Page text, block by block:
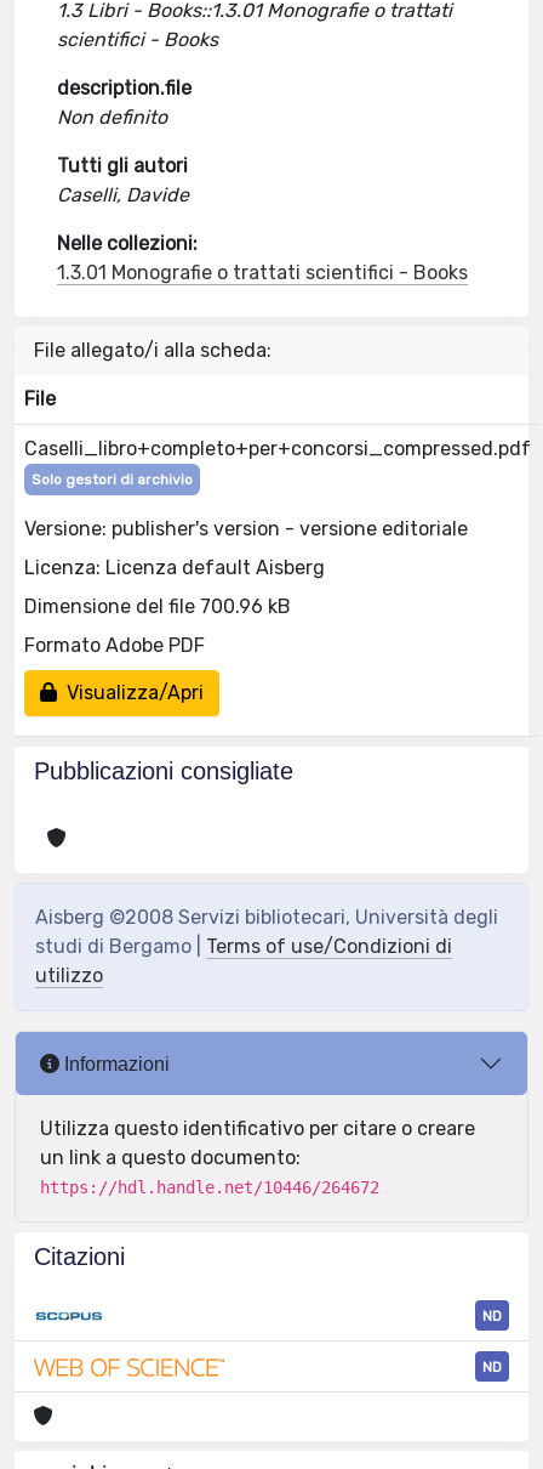
1.3 Libri - Books::1.3.01 Monografie o trattati
scientifici - Books
description.file
Non definito
Tutti gli autori
Caselli, Davide
Nelle collezioni:
1.3.01 Monografie o trattati scientifici - Books
File allegato/i alla scheda:
File
Caselli_libro+completo+per+concorsi_compressed.pdf
Solo gestori di archivio
Versione: publisher's version - versione editoriale
Licenza: Licenza default Aisberg
Dimensione del file 700.96 kB
Formato Adobe PDF
Visualizza/Apri
Pubblicazioni consigliate
Aisberg ©2008 Servizi bibliotecari, Università degli
studi di Bergamo | Terms of use/Condizioni di
utilizzo
Informazioni
Utilizza questo identificativo per citare o creare
un link a questo documento:
https://hdl.handle.net/10446/264672
Citazioni
ND
ND